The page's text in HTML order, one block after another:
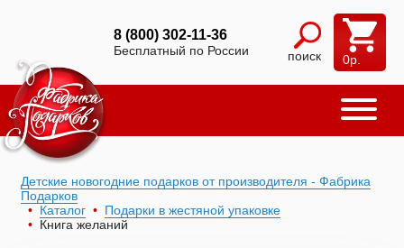
8 (800) 302-11-36
Бесплатный по России поиск 0р.
Детские новогодние подарков от производителя - Фабрика
Подарков
Каталог
Подарки в жестяной упаковке
Книга желаний